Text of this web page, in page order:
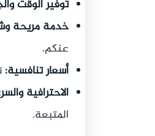
توفير الوقت
خدمة مريحة
عنكم.
أسعار تنافسية:
الاحترافية
المتبعة.